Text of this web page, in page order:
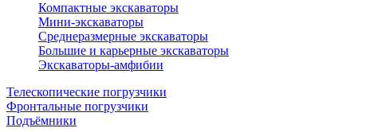
Компактные экскаваторы
Мини-экскаваторы
Среднеразмерные экскаваторы
Большие и карьерные экскаваторы
Экскаваторы-амфибии
Телескопические погрузчики
Фронтальные погрузчики
Подъёмники